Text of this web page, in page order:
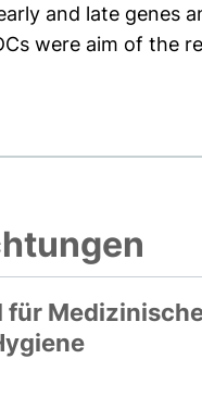
and late genes
were aim of the
für